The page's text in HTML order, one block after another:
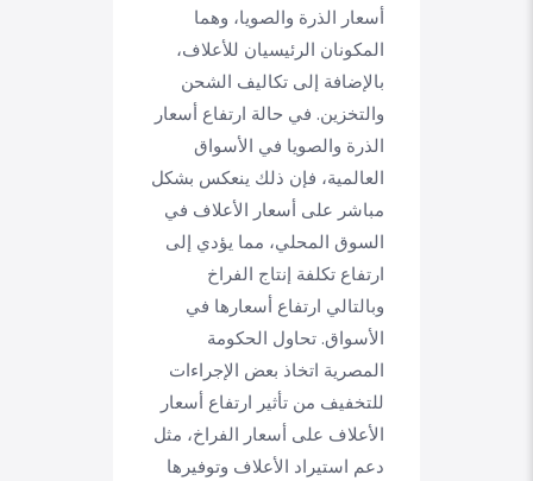
أسعار الذرة والصويا، وهما
المكونان الرئيسيان للأعلاف،
بالإضافة إلى تكاليف الشحن
والتخزين. في حالة ارتفاع أسعار
الذرة والصويا في الأسواق
العالمية، فإن ذلك ينعكس بشكل
مباشر على أسعار الأعلاف في
السوق المحلي، مما يؤدي إلى
ارتفاع تكلفة إنتاج الفراخ
وبالتالي ارتفاع أسعارها في
الأسواق. تحاول الحكومة
المصرية اتخاذ بعض الإجراءات
للتخفيف من تأثير ارتفاع أسعار
الأعلاف على أسعار الفراخ، مثل
دعم استيراد الأعلاف وتوفيرها